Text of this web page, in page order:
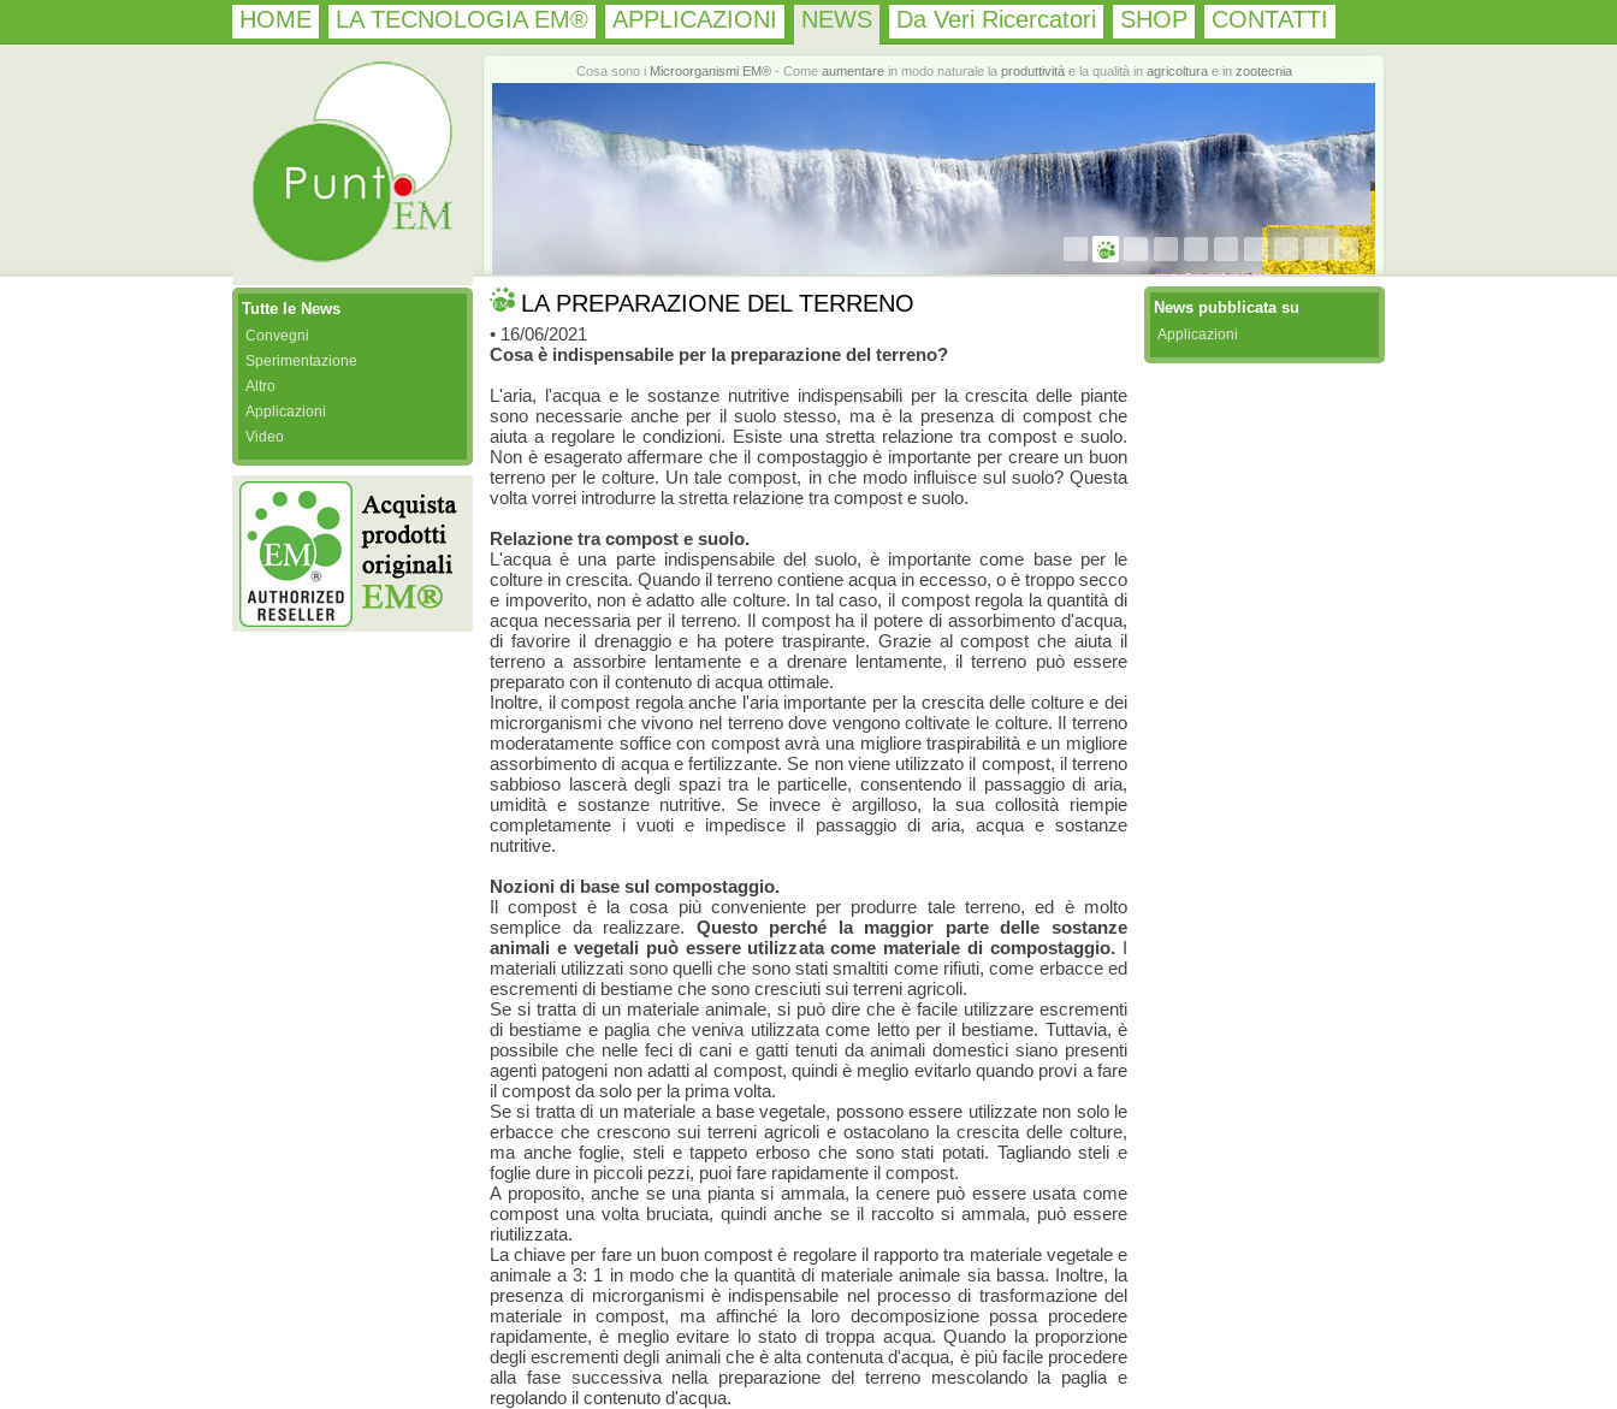
HOME LA TECNOLOGIA EM® APPLICAZIONI NEWS Da Veri Ricercatori SHOP CONTATTI
Tutte le News
Convegni
Sperimentazione
Altro
Applicazioni
Video
Cosa sono i Microorganismi EM®- Come aumentarein modo naturale la produttivitàe la qualità in agricolturae in zootecnia
LA PREPARAZIONE DEL TERRENO
• 16/06/2021
Cosa è indispensabile per la preparazione del terreno?
L'aria, l'acqua e le sostanze nutritive indispensabili per la crescita delle piante
sono necessarie anche per il suolo stesso, ma è la presenza di compost che
aiuta a regolare le condizioni. Esiste una stretta relazione tra compost e suolo.
Non è esagerato affermare che il compostaggio è importante per creare un buon
terreno per le colture. Un tale compost, in che modo influisce sul suolo? Questa
volta vorrei introdurre la stretta relazione tra compost e suolo.
Relazione tra compost e suolo.
L'acqua è una parte indispensabile del suolo, è importante come base per le
colture in crescita. Quando il terreno contiene acqua in eccesso, o è troppo secco
e impoverito, non è adatto alle colture. In tal caso, il compost regola la quantità di
acqua necessaria per il terreno. Il compost ha il potere di assorbimento d'acqua,
di favorire il drenaggio e ha potere traspirante. Grazie al compost che aiuta il
terreno a assorbire lentamente e a drenare lentamente, il terreno può essere
preparato con il contenuto di acqua ottimale.
Inoltre, il compost regola anche l'aria importante per la crescita delle colture e dei
microrganismi che vivono nel terreno dove vengono coltivate le colture. Il terreno
moderatamente soffice con compost avrà una migliore traspirabilità e un migliore
assorbimento di acqua e fertilizzante. Se non viene utilizzato il compost, il terreno
sabbioso lascerà degli spazi tra le particelle, consentendo il passaggio di aria,
umidità e sostanze nutritive. Se invece è argilloso, la sua collosità riempie
completamente i vuoti e impedisce il passaggio di aria, acqua e sostanze
nutritive.
Nozioni di base sul compostaggio.
Il compost è la cosa più conveniente per produrre tale terreno, ed è molto
semplice da realizzare. Questo perché la maggior parte delle sostanze
animali e vegetali può essere utilizzata come materiale di compostaggio. I
materiali utilizzati sono quelli che sono stati smaltiti come rifiuti, come erbacce ed
escrementi di bestiame che sono cresciuti sui terreni agricoli.
Se si tratta di un materiale animale, si può dire che è facile utilizzare escrementi
di bestiame e paglia che veniva utilizzata come letto per il bestiame. Tuttavia, è
possibile che nelle feci di cani e gatti tenuti da animali domestici siano presenti
agenti patogeni non adatti al compost, quindi è meglio evitarlo quando provi a fare
il compost da solo per la prima volta.
Se si tratta di un materiale a base vegetale, possono essere utilizzate non solo le
erbacce che crescono sui terreni agricoli e ostacolano la crescita delle colture,
ma anche foglie, steli e tappeto erboso che sono stati potati. Tagliando steli e
foglie dure in piccoli pezzi, puoi fare rapidamente il compost.
A proposito, anche se una pianta si ammala, la cenere può essere usata come
compost una volta bruciata, quindi anche se il raccolto si ammala, può essere
riutilizzata.
La chiave per fare un buon compost è regolare il rapporto tra materiale vegetale e
animale a 3: 1 in modo che la quantità di materiale animale sia bassa. Inoltre, la
presenza di microrganismi è indispensabile nel processo di trasformazione del
materiale in compost, ma affinché la loro decomposizione possa procedere
rapidamente, è meglio evitare lo stato di troppa acqua. Quando la proporzione
degli escrementi degli animali che è alta contenuta d'acqua, è più facile procedere
alla fase successiva nella preparazione del terreno mescolando la paglia e
regolando il contenuto d'acqua.
News pubblicata su
Applicazioni